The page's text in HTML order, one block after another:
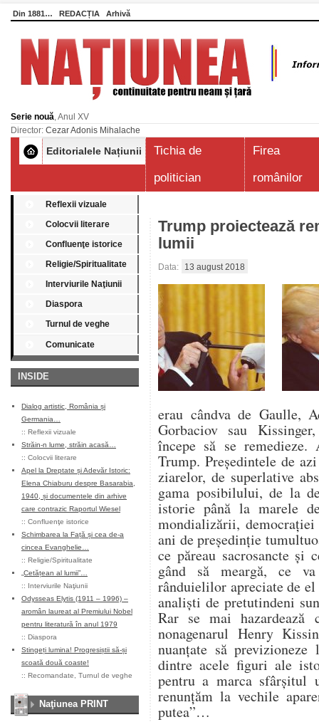
Din 1881… REDACȚIA Arhivă
Serie nouă, Anul XV
Director: Cezar Adonis Mihalache
Editorialele Națiunii
Tichia de
politician
Firea
românilor
Reflexii vizuale
Colocvii literare
Confluenţe istorice
Religie/Spiritualitate
Interviurile Naţiunii
Diaspora
Turnul de veghe
Comunicate
INSIDE
Dialog artistic, România și
Germania…
:: Reflexii vizuale
Străin-n lume, străin acasă…
:: Colocvii literare
Apel la Dreptate și Adevăr Istoric:
Elena Chiaburu despre Basarabia,
1940, și documentele din arhive
care contrazic Raportul Wiesel
:: Confluenţe istorice
Schimbarea la Față și cea de-a
cincea Evanghelie…
:: Religie/Spiritualitate
„Cetățean al lumii”…
:: Interviurile Naţiunii
Odysseas Elytis (1911 – 1996) –
aromân laureat al Premiului Nobel
pentru literatură în anul 1979
:: Diaspora
Stingeți lumina! Progresiștii să-și
scoată două coaste!
:: Recomandate Turnul de veghe
Naţiunea PRINT
Trump proiectează
lumii
Data: 13 august 2018
erau cândva de Gaulle,
Gorbaciov sau
începe să se
Trump. Președintele de
ziarelor, de superlative
gama posibilului, de la
istorie până la marele
mondializării,
ani de președinție
ce păreau sacrosancte și
gând să meargă, ce
rânduielilor apreciate de
analiști de pretutindeni
Rar se mai hazardează
nonagenarul Henry
nuanțate să
dintre acele figuri ale
pentru a marca
renunțăm la vechile
putea”…